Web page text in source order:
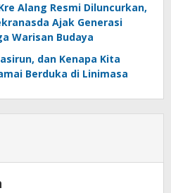
Alang Resmi Diluncurkan,
Ajak Generasi
Warisan Budaya
dan Kenapa Kita
Berduka di Linimasa